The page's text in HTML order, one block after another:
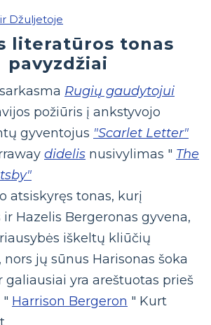
Džuljetoje
literatūros tonas
pavyzdžiai
Rugių gaudytojui
požiūris į ankstyvojo
gyventojus "Scarlet Letter"
didelis nusivylimas " The
atsiskyręs tonas, kurį
ir Hazelis Bergeronas gyvena,
iškeltų kliūčių
jų sūnus Harisonas šoka
galiausiai yra areštuotas prieš
" Harrison Bergeron " Kurt